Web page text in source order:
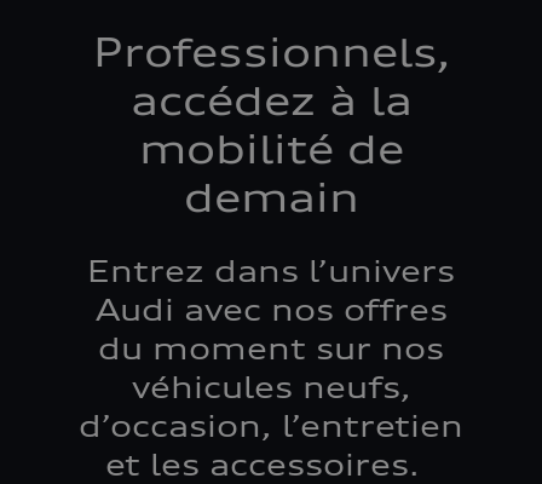
Professionnels,
accédez à la
mobilité de
demain
Entrez dans l’univers
Audi avec nos offres
du moment sur nos
véhicules neufs,
d’occasion, l’entretien
et les accessoires.